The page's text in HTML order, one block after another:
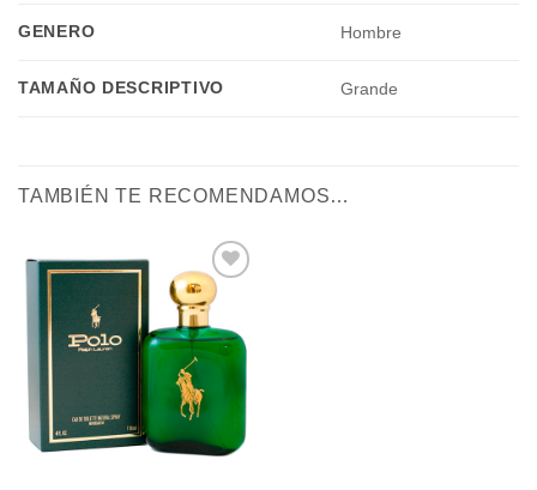
GENERO Hombre
TAMAÑO DESCRIPTIVO Grande
TAMBIÉN TE RECOMENDAMOS…